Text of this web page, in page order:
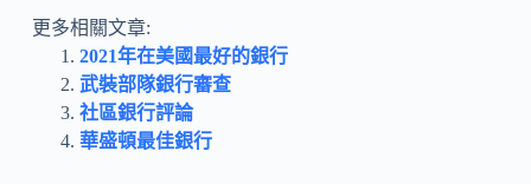
更多相關文章:
2021年在美國最好的銀行
武裝部隊銀行審查
社區銀行評論
華盛頓最佳銀行